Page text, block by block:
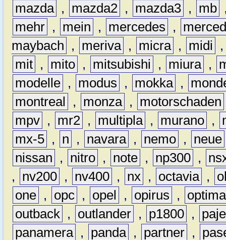
mazda , mazda2 , mazda3 , mb
mehr , mein , mercedes ,
maybach
, meriva , micra , midi
mit , mito , mitsubishi , miura ,
modelle , modus , mokka ,
montreal
, monza , motorschaden
mpv , mr2 , multipla , murano ,
mx-5 , n , navara , nemo , neue
nissan
, nitro , note , np300 ,
,
nv200 , nv400 , nx , octavia ,
one , opc , opel , opirus ,
optima
outback , outlander , p1800 ,
panamera , panda , partner ,